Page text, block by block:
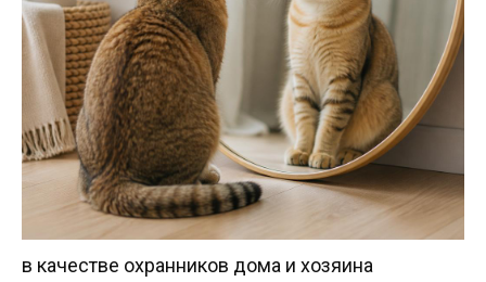
в качестве охранников дома и хозяина